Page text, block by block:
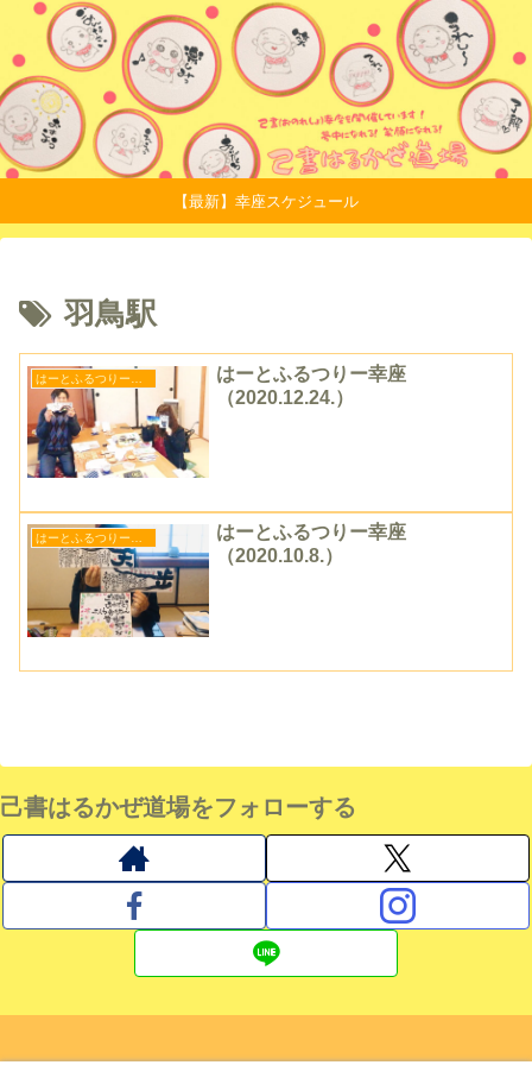
【最新】幸座スケジュール
羽鳥駅
はーとふるつりー幸座
（2020.12.24.）
はーとふるつりー幸座
（2020.10.8.）
己書はるかぜ道場をフォローする